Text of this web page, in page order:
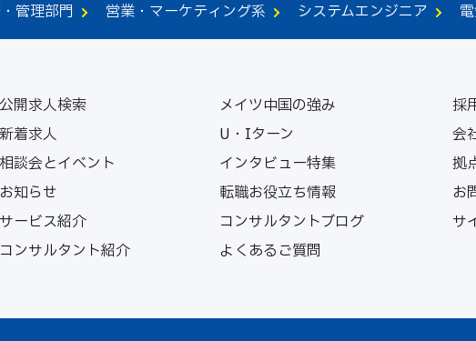
管理部門 営業・マーケティング系 システムエンジニア
公開求人検索
新着求人
相談会とイベント
お知らせ
サービス紹介
コンサルタント紹介
メイツ中国の強み
U・Iターン
インタビュー特集
転職お役立ち情報
コンサルタントブログ
よくあるご質問
採
会
拠
お
サ